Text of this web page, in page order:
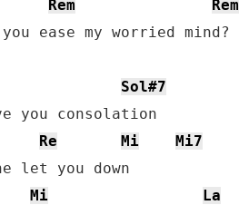
Rem Rem
ease my worried mind?
Sol#7
Re Mi
Mi7
Mi
La